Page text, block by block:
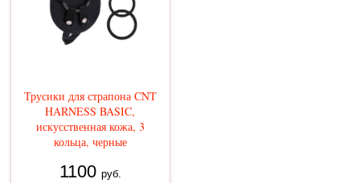
Трусики для страпона CNT
HARNESS BASIC,
искусственная кожа, 3
кольца, черные
1100 руб.